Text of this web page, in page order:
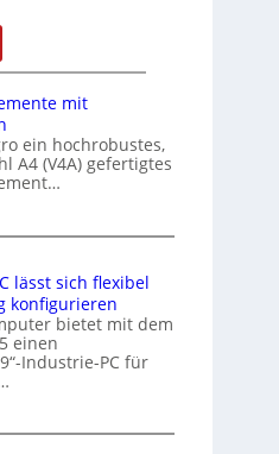
t
mit
ein hochrobustes,
A4 (V4A) gefertigtes
lässt sich flexibel
konfigurieren
bietet mit dem
einen
Industrie-PC für